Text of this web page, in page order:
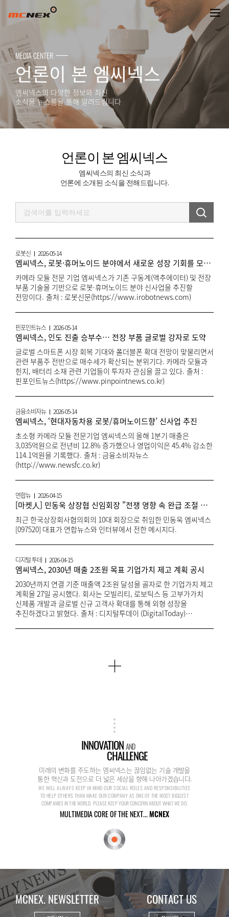
언론이 본 엠씨넥스
MEDIA CENTER
언론이 본 엠씨넥스
엠씨넥스의 다양한 정보와 최신
소식을 뉴스룸을 통해 알려드립니다
언론이 본 엠씨넥스
엠씨넥스의 최신 소식과
언론에 소개된 소식을 전해드립니다.
로봇신 2026-05-14
엠씨넥스, 로봇·휴머노이드 분야에서 새로운 성장 기회를 모색한다
카메라 모듈 전문 기업 엠씨넥스가 기존 구동계(액추에이터) 및 전장
부품 기술을 기반으로 로봇·휴머노이드 분야 신사업을 추진할
전망이다. 출처 : 로봇신문(https://www.irobotnews.com)
핀포인트뉴스 2026-05-14
엠씨넥스, 인도 진출 승부수… 전장 부품 글로벌 강자로 도약
글로벌 스마트폰 시장 회복 기대와 폴더블폰 확대 전망이 맞물리면서
관련 부품주 전반으로 매수세가 확산되는 분위기다. 카메라 모듈과
힌지, 배터리 소재 관련 기업들이 투자자 관심을 끌고 있다. 출처 :
핀포인트뉴스(https://www.pinpointnews.co.kr)
금융소비자뉴 2026-05-14
엠씨넥스, ‘현대자동차용 로봇/휴머노이드향’ 신사업 추진
초소형 카메라 모듈 전문기업 엠씨넥스의 올해 1분기 매출은
3,035억원으로 전년비 12.8% 증가했으나 영업이익은 45.4% 감소한
114.1억원을 기록했다. 출처 : 금융소비자뉴스
(http://www.newsfc.co.kr)
연합뉴 2026-04-15
[마켓人] 민동욱 상장협 신임회장 "전쟁 영향 속 완급 조절 중요"
최근 한국상장회사협의회의 10대 회장으로 취임한 민동욱 엠씨넥스
[097520] 대표가 연합뉴스와 인터뷰에서 전한 메시지다.
디지털 투데 2026-04-15
엠씨넥스, 2030년 매출 2조원 목표 기업가치 제고 계획 공시
2030년까지 연결 기준 매출액 2조원 달성을 골자로 한 기업가치 제고
계획을 27일 공시했다. 회사는 모빌리티, 로보틱스 등 고부가가치
신제품 개발과 글로벌 신규 고객사 확대를 통해 외형 성장을
추진하겠다고 밝혔다. 출처 : 디지털투데이 (DigitalToday)
INNOVATIONAND
CHALLENGE
미래의 변화를 주도하는 엠씨넥스는 끊임없는 기술 개발을
통한 혁신과 도전으로 더 넓은 세상을 향해 나아가겠습니다.
WE WILL ALWAYS KEEP IN MIND OUR SOCIAL ROLES AND RESPONSIBILITIES
TO HELP OTHERS THAN MAKE OUR COMPANY AS ONE OF THE MOST BIGGEST
COMPANIES IN THE WORLD. PLEASE KEEP YOUR CONCERN ABOUT WHAT WE DO.
MULTIMEDIA CORE OF THE NEXT...MCNEX
MCNEX. NEWSLETTER CONTACT US